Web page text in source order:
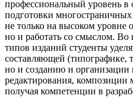
профессиональный уровень в
подготовки
не только на высоком уровне
но и работать со смыслом. Во
типов изданий студенты
составляющей (типографике,
но и созданию и организации
редактирования, композиции
получая компетенции в